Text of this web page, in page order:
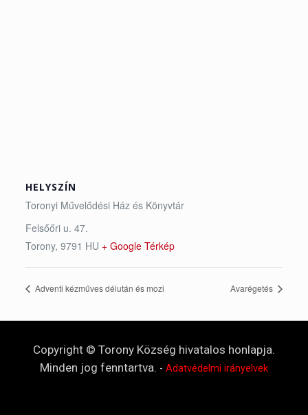
HELYSZÍN
Toronyi Művelődési Ház és Könyvtár
Felsőőri u. 47.
Torony, 9791 HU + Google Térkép
Adventi kézműves délután és mozi Avarégetés
Copyright © Torony Község hivatalos honlapja.
Minden jog fenntartva. - Adatvédelmi irányelvek